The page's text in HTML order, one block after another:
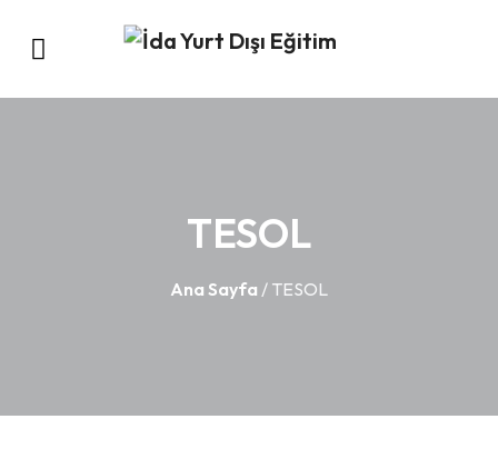
TESOL
Ana Sayfa / TESOL